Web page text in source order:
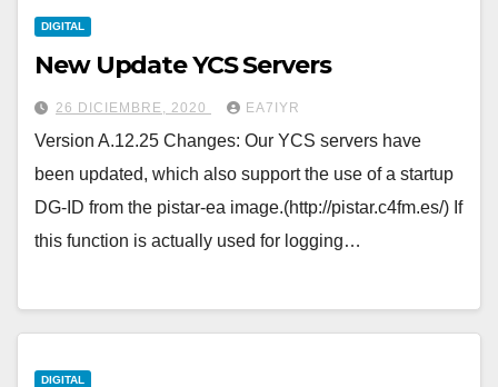
DIGITAL
New Update YCS Servers
26 DICIEMBRE, 2020 EA7IYR
Version A.12.25 Changes: Our YCS servers have
been updated, which also support the use of a startup
DG-ID from the pistar-ea image.(http://pistar.c4fm.es/) If
this function is actually used for logging…
DIGITAL